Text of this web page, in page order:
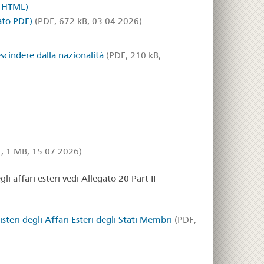
PDF) (PDF, 672 kB, 03.04.2026)
dalla nazionalità(PDF, 210 kB,
1 MB, 15.07.2026)
affari esteri vedi Allegato 20 Part II
degli Affari Esteri degli Stati Membri (PDF,